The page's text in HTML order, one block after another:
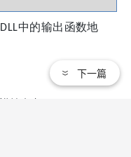
DLL中的输出函数地
下一篇